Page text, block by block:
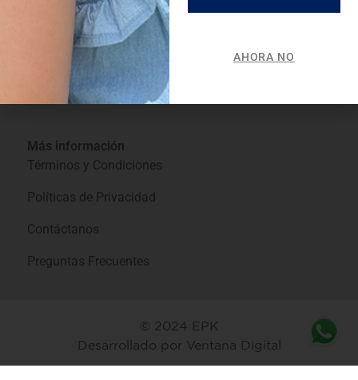
Costa Rica
Curaçao
Ecuador
Más información
Términos y Condiciones
Políticas de Privacidad
Contáctanos
Preguntas Frecuentes
© 2024 EPK
Desarrollado por Ventana Digital
AHORA NO